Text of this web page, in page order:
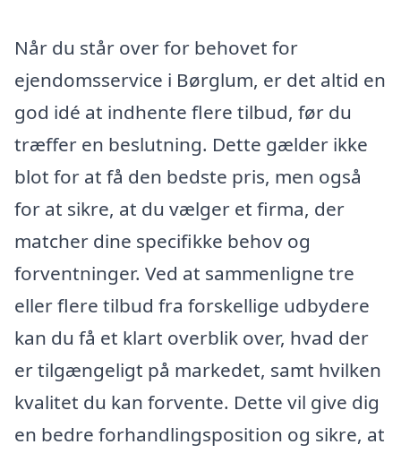
Når du står over for behovet for
ejendomsservice i Børglum, er det altid en
god idé at indhente flere tilbud, før du
træffer en beslutning. Dette gælder ikke
blot for at få den bedste pris, men også
for at sikre, at du vælger et firma, der
matcher dine specifikke behov og
forventninger. Ved at sammenligne tre
eller flere tilbud fra forskellige udbydere
kan du få et klart overblik over, hvad der
er tilgængeligt på markedet, samt hvilken
kvalitet du kan forvente. Dette vil give dig
en bedre forhandlingsposition og sikre, at